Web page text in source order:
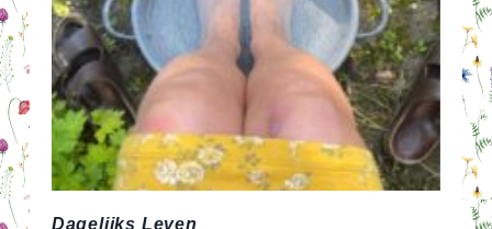
Dagelijks Leven